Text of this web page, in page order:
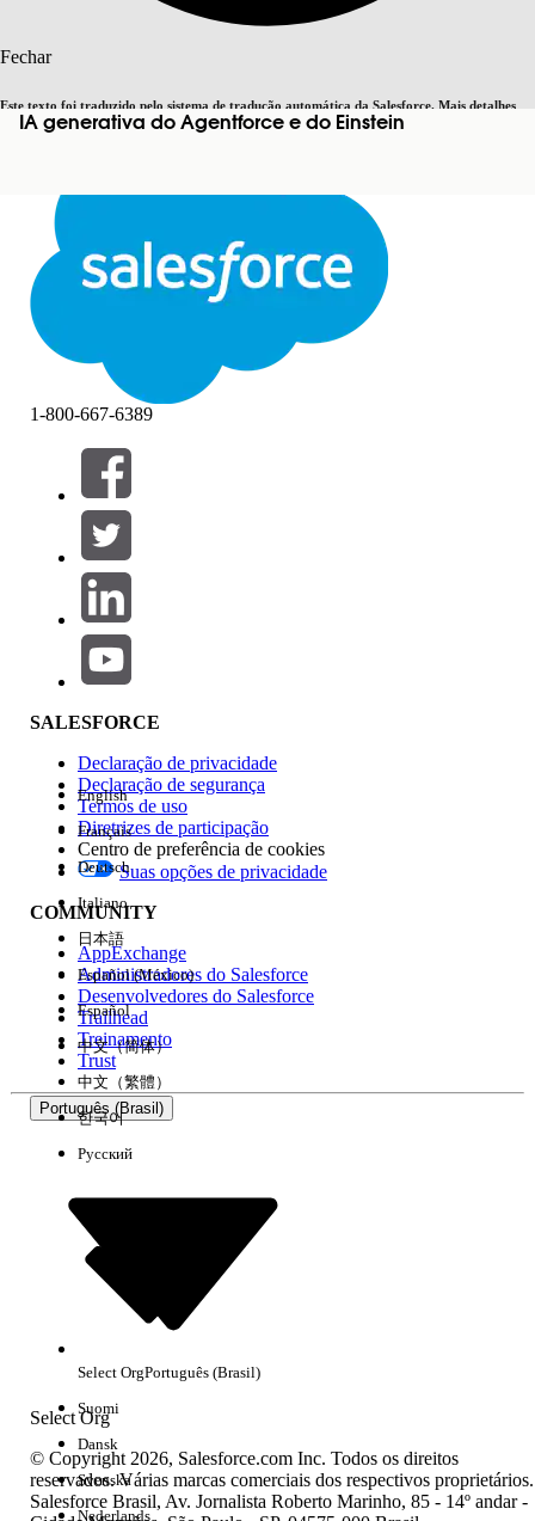
Fechar
Este texto foi traduzido pelo sistema de tradução automática da Salesforce. Mais detalhes
aqui. Alternar para inglês Agora não
Fechar Fechar
IA generativa do Agentforce e do Einstein
Filtrar por (0)
SELECIONAR FILTROS
Área de produtos
Impacto do recurso
Edição
Experiência
Sem resultados
1-800-667-6389
SALESFORCE
Declaração de privacidade
Declaração de segurança
Termos de uso
Diretrizes de participação
Centro de preferência de cookies
Suas opções de privacidade
COMMUNITY
AppExchange
Administradores do Salesforce
Desenvolvedores do Salesforce
Trailhead
Treinamento
Trust
Português (Brasil)
Select Org
English
Français
Deutsch
Italiano
日本語
Español (México)
Español
中文（简体）
中文（繁體）
한국어
Русский
Select OrgPortuguês (Brasil)
Suomi
Dansk
Svenska
Nederlands
© Copyright 2026, Salesforce.com Inc. Todos os direitos
reservados. Várias marcas comerciais dos respectivos proprietários.
Salesforce Brasil, Av. Jornalista Roberto Marinho, 85 - 14º andar -